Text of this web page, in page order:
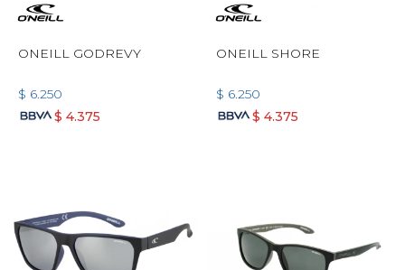
ONEILL GODREVY
$ 6.250
$ 4.375
ONEILL SHORE
$ 6.250
$ 4.375